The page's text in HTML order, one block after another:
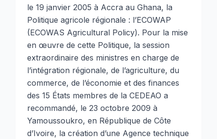
le 19 janvier 2005 à Accra au Ghana, la
Politique agricole régionale : l’ECOWAP
(ECOWAS Agricultural Policy). Pour la mise
en œuvre de cette Politique, la session
extraordinaire des ministres en charge de
l’intégration régionale, de l’agriculture, du
commerce, de l’économie et des finances
des 15 États membres de la CEDEAO a
recommandé, le 23 octobre 2009 à
Yamoussoukro, en République de Côte
d’Ivoire, la création d’une Agence technique